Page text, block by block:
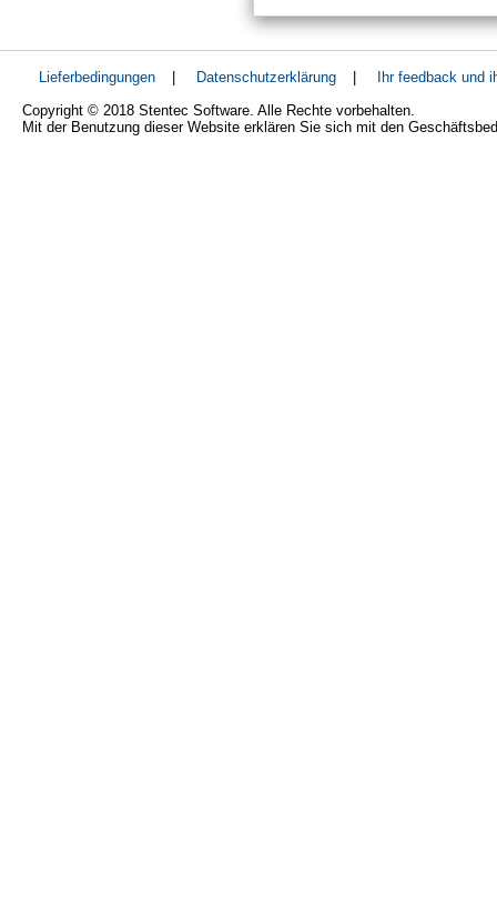
Lieferbedingungen | Datenschutzerklärung |
Ihr feedback und
Copyright © 2018 Stentec Software. Alle Rechte vorbehalten.
Mit der Benutzung dieser Website erklären Sie sich mit den